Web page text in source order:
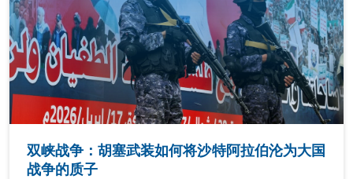
双峡战争：胡塞武装如何将沙特阿拉伯沦为大国
战争的质子